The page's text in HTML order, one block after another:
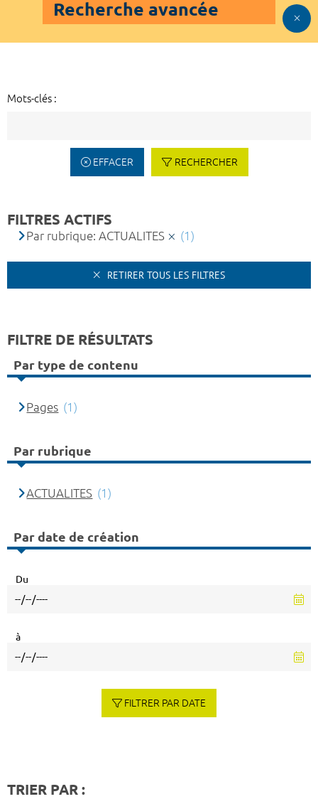
Recherche avancée
Mots-clés :
EFFACER RECHERCHER
FILTRES ACTIFS
Par rubrique: ACTUALITES (1)
RETIRER TOUS LES FILTRES
FILTRE DE RÉSULTATS
Par type de contenu
Pages (1)
Par rubrique
ACTUALITES (1)
Par date de création
Du
à
FILTRER PAR DATE
TRIER PAR :